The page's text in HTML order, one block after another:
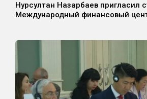
Нурсултан Назарбаев пригласил
Международный финансовый